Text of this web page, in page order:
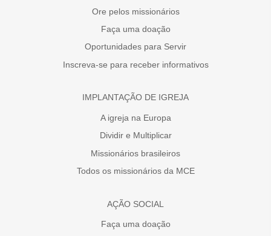
Ore pelos missionários
Faça uma doação
Oportunidades para Servir
Inscreva-se para receber informativos
IMPLANTAÇÃO DE IGREJA
A igreja na Europa
Dividir e Multiplicar
Missionários brasileiros
Todos os missionários da MCE
AÇÃO SOCIAL
Faça uma doação